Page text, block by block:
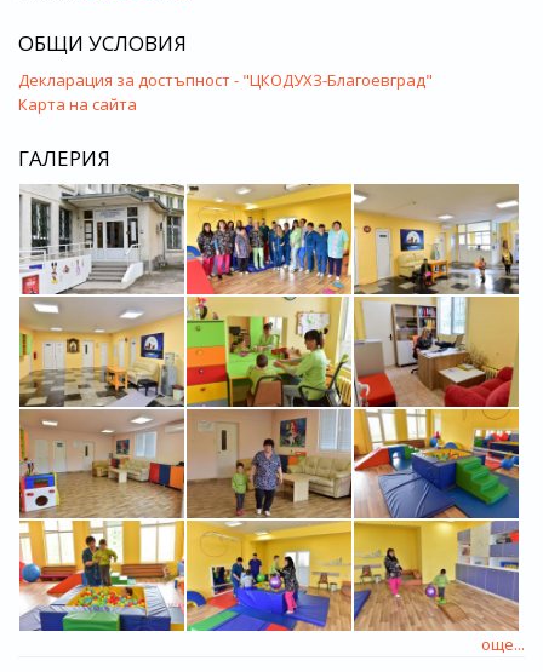
ОБЩИ УСЛОВИЯ
Декларация за достъпност - "ЦКОДУХЗ-Благоевград"
Карта на сайта
ГАЛЕРИЯ
още...